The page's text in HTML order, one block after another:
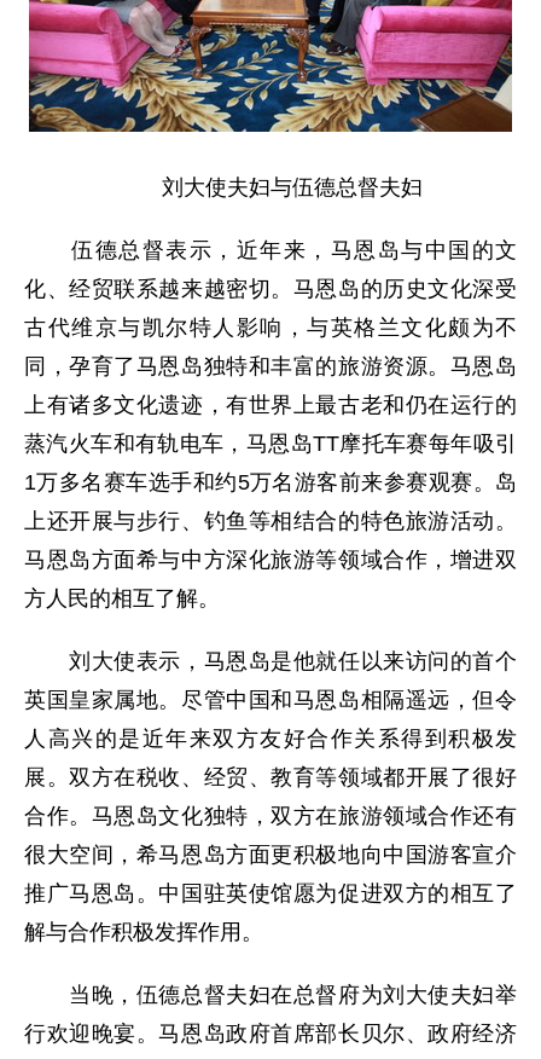
刘大使夫妇与伍德总督夫妇
伍德总督表示，近年来，马恩岛与中国的文
化、经贸联系越来越密切。马恩岛的历史文化深受
古代维京与凯尔特人影响，与英格兰文化颇为不
同，孕育了马恩岛独特和丰富的旅游资源。马恩岛
上有诸多文化遗迹，有世界上最古老和仍在运行的
蒸汽火车和有轨电车，马恩岛TT摩托车赛每年吸引
1万多名赛车选手和约5万名游客前来参赛观赛。岛
上还开展与步行、钓鱼等相结合的特色旅游活动。
马恩岛方面希与中方深化旅游等领域合作，增进双
方人民的相互了解。
刘大使表示，马恩岛是他就任以来访问的首个
英国皇家属地。尽管中国和马恩岛相隔遥远，但令
人高兴的是近年来双方友好合作关系得到积极发
展。双方在税收、经贸、教育等领域都开展了很好
合作。马恩岛文化独特，双方在旅游领域合作还有
很大空间，希马恩岛方面更积极地向中国游客宣介
推广马恩岛。中国驻英使馆愿为促进双方的相互了
解与合作积极发挥作用。
当晚，伍德总督夫妇在总督府为刘大使夫妇举
行欢迎晚宴。马恩岛政府首席部长贝尔、政府经济